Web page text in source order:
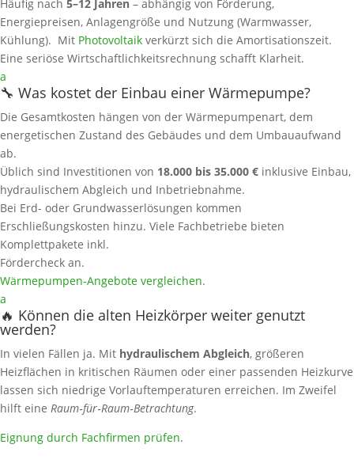
Häufig nach 5–12 Jahren – abhängig von Förderung,
Energiepreisen, Anlagengröße und Nutzung (Warmwasser,
Kühlung). Mit Photovoltaik verkürzt sich die Amortisationszeit.
Eine seriöse Wirtschaftlichkeitsrechnung schafft Klarheit.
a
🔧 Was kostet der Einbau einer Wärmepumpe?
Die Gesamtkosten hängen von der Wärmepumpenart, dem
energetischen Zustand des Gebäudes und dem Umbauaufwand
ab.
Üblich sind Investitionen von 18.000 bis 35.000 € inklusive Einbau,
hydraulischem Abgleich und Inbetriebnahme.
Bei Erd- oder Grundwasserlösungen kommen
Erschließungskosten hinzu. Viele Fachbetriebe bieten
Komplettpakete inkl.
Fördercheck an.
Wärmepumpen‑Angebote vergleichen.
a
🔥 Können die alten Heizkörper weiter genutzt
werden?
In vielen Fällen ja. Mit hydraulischem Abgleich, größeren
Heizflächen in kritischen Räumen oder einer passenden Heizkurve
lassen sich niedrige Vorlauftemperaturen erreichen. Im Zweifel
hilft eine Raum‑für‑Raum‑Betrachtung.
Eignung durch Fachfirmen prüfen.